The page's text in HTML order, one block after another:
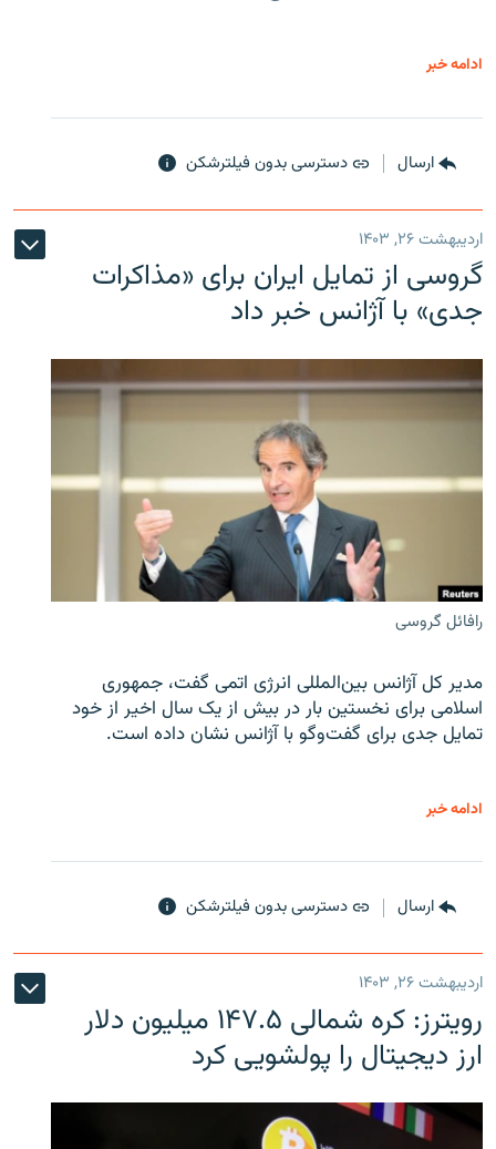
ادامه خبر
ارسال دسترسی بدون فیلترشکن
اردیبهشت ۲۶, ۱۴۰۳
گروسی از تمایل ایران برای «مذاکرات
جدی» با آژانس خبر داد
رافائل گروسی
مدیر کل آژانس بین‌المللی انرژی اتمی گفت، جمهوری
اسلامی برای نخستین بار در بیش از یک سال اخیر از خود
تمایل جدی برای گفت‌وگو با آژانس نشان داده است.
ادامه خبر
ارسال دسترسی بدون فیلترشکن
اردیبهشت ۲۶, ۱۴۰۳
رویترز: کره شمالی ۱۴۷.۵ میلیون دلار
ارز دیجیتال را پولشویی کرد